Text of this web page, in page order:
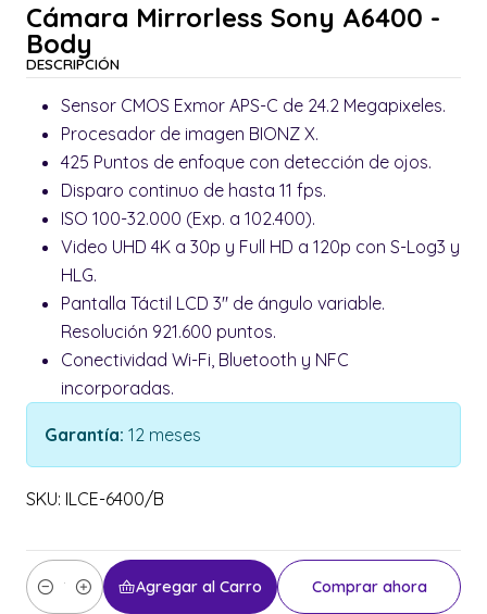
Cámara Mirrorless Sony A6400 -
Body
DESCRIPCIÓN
Sensor CMOS Exmor APS-C de 24.2 Megapixeles.
Procesador de imagen BIONZ X.
425 Puntos de enfoque con detección de ojos.
Disparo continuo de hasta 11 fps.
ISO 100-32.000 (Exp. a 102.400).
Video UHD 4K a 30p y Full HD a 120p con S-Log3 y
HLG.
Pantalla Táctil LCD 3" de ángulo variable.
Resolución 921.600 puntos.
Conectividad Wi-Fi, Bluetooth y NFC
incorporadas.
Garantía: 12 meses
SKU: ILCE-6400/B
Cantidad
Agregar al Carro Comprar ahora